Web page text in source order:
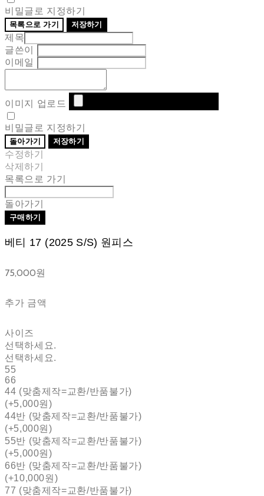
비밀글로 지정하기
목록으로 가기 저장하기
제목
글쓴이
이메일
이미지 업로드
비밀글로 지정하기
돌아가기 저장하기
수정하기
삭제하기
목록으로 가기
돌아가기
구매하기
베티 17 (2025 S/S) 원피스
75,000원
추가 금액
사이즈
선택하세요.
선택하세요.
55
66
44 (맞춤제작=교환/반품불가)
(+5,000원)
44반 (맞춤제작=교환/반품불가)
(+5,000원)
55반 (맞춤제작=교환/반품불가)
(+5,000원)
66반 (맞춤제작=교환/반품불가)
(+10,000원)
77 (맞춤제작=교환/반품불가)